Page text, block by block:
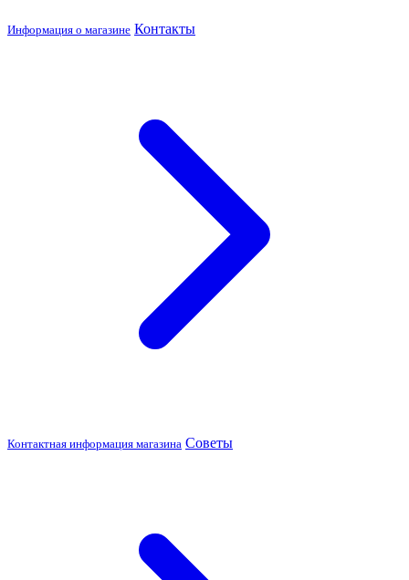
Информация о магазине Контакты
Контактная информация магазина Советы